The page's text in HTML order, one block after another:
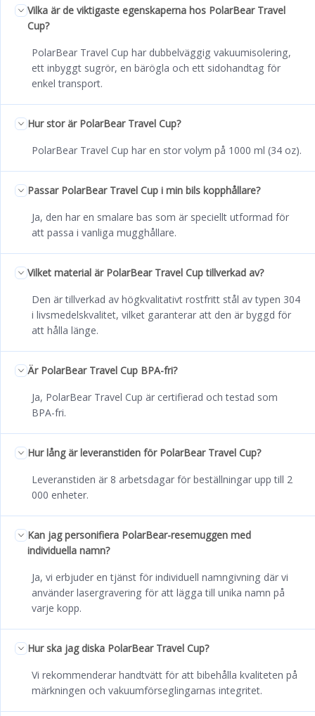
Vilka är de viktigaste egenskaperna hos PolarBear Travel
Cup?
PolarBear Travel Cup har dubbelväggig vakuumisolering,
ett inbyggt sugrör, en bärögla och ett sidohandtag för
enkel transport.
Hur stor är PolarBear Travel Cup?
PolarBear Travel Cup har en stor volym på 1000 ml (34 oz).
Passar PolarBear Travel Cup i min bils kopphållare?
Ja, den har en smalare bas som är speciellt utformad för
att passa i vanliga mugghållare.
Vilket material är PolarBear Travel Cup tillverkad av?
Den är tillverkad av högkvalitativt rostfritt stål av typen 304
i livsmedelskvalitet, vilket garanterar att den är byggd för
att hålla länge.
Är PolarBear Travel Cup BPA-fri?
Ja, PolarBear Travel Cup är certifierad och testad som
BPA-fri.
Hur lång är leveranstiden för PolarBear Travel Cup?
Leveranstiden är 8 arbetsdagar för beställningar upp till 2
000 enheter.
Kan jag personifiera PolarBear-resemuggen med
individuella namn?
Ja, vi erbjuder en tjänst för individuell namngivning där vi
använder lasergravering för att lägga till unika namn på
varje kopp.
Hur ska jag diska PolarBear Travel Cup?
Vi rekommenderar handtvätt för att bibehålla kvaliteten på
märkningen och vakuumförseglingarnas integritet.